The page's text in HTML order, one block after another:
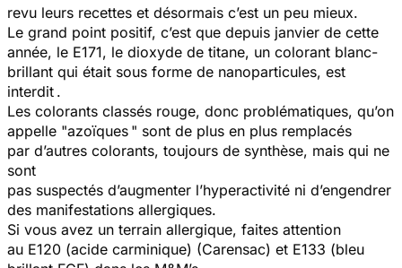
revu leurs recettes et désormais c’est un peu mieux.
Le grand point positif, c’est que depuis janvier de cette
année, le E171, le dioxyde de titane, un colorant blanc-
brillant qui était sous forme de nanoparticules, est
interdit .
Les colorants classés rouge, donc problématiques, qu’on
appelle "azoïques " sont de plus en plus remplacés
par d’autres colorants, toujours de synthèse, mais qui ne
sont
pas suspectés d’augmenter l’hyperactivité ni d’engendrer
des manifestations allergiques.
Si vous avez un terrain allergique, faites attention
au E120 (acide carminique) (Carensac) et E133 (bleu